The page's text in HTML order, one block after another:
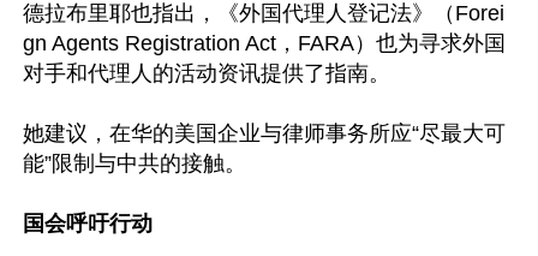
德拉布里耶也指出，《外国代理人登记法》（Forei
gn Agents Registration Act，FARA）也为寻求外国
对手和代理人的活动资讯提供了指南。
她建议，在华的美国企业与律师事务所应“尽最大可
能”限制与中共的接触。
国会呼吁行动